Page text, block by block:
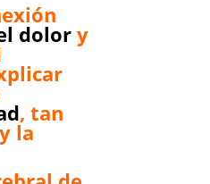
dolory
, tan
la